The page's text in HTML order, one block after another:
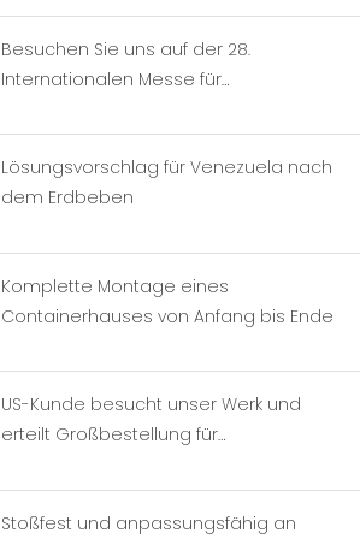
Besuchen Sie uns auf der 28.
Internationalen Messe für
(Guangzhou).
Lösungsvorschlag für Venezuela nach
dem Erdbeben
Komplette Montage eines
Containerhauses von Anfang bis Ende
US-Kunde besucht unser Werk und
erteilt Großbestellung für
Stoßfest und anpassungsfähig an